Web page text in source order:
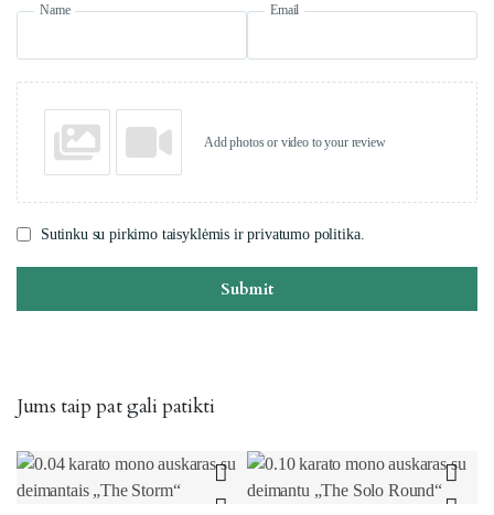
Name Email
Add photos or video to your review
Sutinku su pirkimo taisyklėmis ir privatumo politika.
Submit
Jums taip pat gali patikti